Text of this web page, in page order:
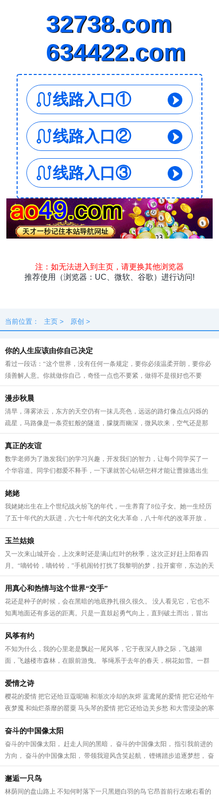
最新
快料 独闻 本地
当前位置： 主页 > 原创 >
你的人生应该由你自己决定
看过一段话：“这个世界，没有任何一条规定，要你必须温柔开朗，要你必
须善解人意。你就做你自己，奇怪一点也不要紧，做得不是很好也不要
紧。因为做自己这件事，不会有人比你...
漫步秋晨
清早，薄雾浓云，东方的天空仍有一抹儿亮色，远远的路灯像点点闪烁的
疏星，马路像是一条霓虹般的隧道，朦胧而幽深，微风吹来，空气还是那
般清凉甜爽。此时已经有紧张晨扫的人...
真正的友谊
数学老师为了激发我们的学习兴趣，开发我们的智力，让每个同学买了一
个华容道。同学们都爱不释手，一下课就苦心钻研怎样才能让曹操逃出生
天。 一天课间操时间，我正绞尽脑汁，...
姥姥
我姥姥出生在上个世纪战火纷飞的年代，一生养育了8位子女。她一生经历
了五十年代的大跃进，六七十年代的文化大革命，八十年代的改革开放，
很难想象她老人家吃了多少苦才能将子...
玉兰姑娘
又一次来山城开会，上次来时还是满山红叶的秋季，这次正好赶上阳春四
月。“嘀铃铃，嘀铃铃，”手机闹铃打扰了我黎明的梦，拉开窗帘，东边的天
际刚亮起来，能隐隐约约看到远处...
用真心和热情与这个世界“交手”
花还是种子的时候，会在黑暗的地底挣扎很久很久。 没人看见它，它也不
知离地面还有多远的距离。只是一直鼓起勇气向上，直到破土而出，冒出
小小的嫩芽。 毛毛虫在蜕变成蝴蝶之...
风筝有约
不知为什么，我的心里老是飘起一尾风筝，它于夜深人静之际，飞越湖
面，飞越楼市森林，在眼前游曳。 筝绳系于去年的春天，桐花如雪。一群
文友相聚在湖畔的渔港，赏湖景，看桐花...
爱情之诗
樱花的爱情 把它还给豆蔻呢喃 和渐次冷却的灰烬 蓝鸢尾的爱情 把它还给午
夜梦魇 和灿烂荼靡的罂粟 马头琴的爱情 把它还给边关乡愁 和大雪浸染的寒
衾 火烧云的爱情 把它还给转瞬即...
奋斗的中国像太阳
奋斗的中国像太阳， 赶走人间的黑暗， 奋斗的中国像太阳， 指引我前进的
方向， 奋斗的中国像太阳， 带领我迎风含笑起航， 铿锵踏步追逐梦想， 奋
斗的中国像太阳， 日新月异科技...
邂逅一只鸟
林荫间的盘山路上 不知何时落下一只黑翅白羽的鸟 它昂首前行左瞅右看的